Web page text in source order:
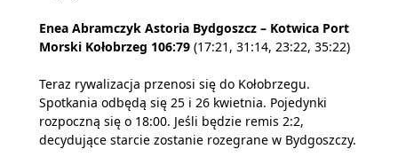
Enea Abramczyk Astoria Bydgoszcz – Kotwica Port
Morski Kołobrzeg 106:79 (17:21, 31:14, 23:22, 35:22)
Teraz rywalizacja przenosi się do Kołobrzegu.
Spotkania odbędą się 25 i 26 kwietnia. Pojedynki
rozpoczną się o 18:00. Jeśli będzie remis 2:2,
decydujące starcie zostanie rozegrane w Bydgoszczy.